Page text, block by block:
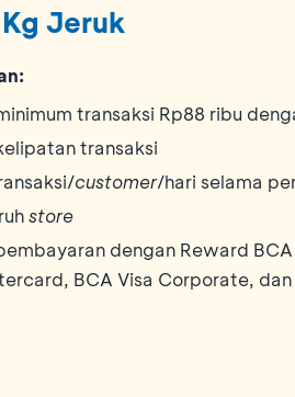
Jeruk
transaksi Rp88 ribu
transaksi
customer/hari selama
store
dengan Reward
BCA Visa Corporate, dan